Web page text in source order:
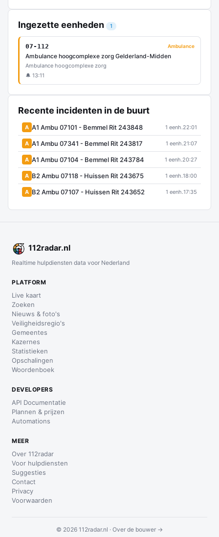
Ingezette eenheden 1
07-112 Ambulance
Ambulance hoogcomplexe zorg Gelderland-Midden
Ambulance hoogcomplexe zorg
🔔 13:11
Recente incidenten in de buurt
A A1 Ambu 07101 - Bemmel Rit 243848 1 eenh.22:01
A A1 Ambu 07341 - Bemmel Rit 243817 1 eenh.21:07
A A1 Ambu 07104 - Bemmel Rit 243784 1 eenh.20:27
A B2 Ambu 07118 - Huissen Rit 243675 1 eenh.18:00
A B2 Ambu 07107 - Huissen Rit 243652 1 eenh.17:35
112radar.nl
Realtime hulpdiensten data voor Nederland
PLATFORM
Live kaart
Zoeken
Nieuws & foto's
Veiligheidsregio's
Gemeentes
Kazernes
Statistieken
Opschalingen
Woordenboek
DEVELOPERS
API Documentatie
Plannen & prijzen
Automations
MEER
Over 112radar
Voor hulpdiensten
Suggesties
Contact
Privacy
Voorwaarden
© 2026 112radar.nl · Over de bouwer →